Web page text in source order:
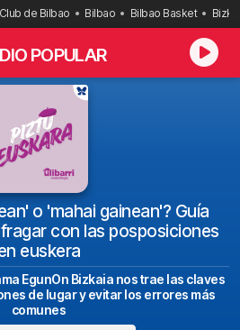
de Bilbao Bilbao Bilbao Basket
POPULAR
o 'mahai gainean'? Guía
con las posposiciones
euskera
EgunOn Bizkaia nos trae las claves
de lugar y evitar los errores más
comunes